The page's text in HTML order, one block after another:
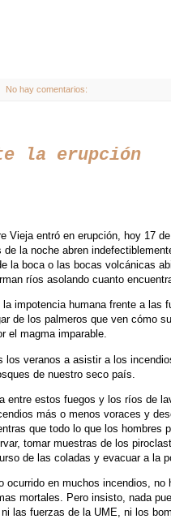
No hay comentarios:
la erupción
Vieja entró en erupción, hoy 17
la noche abren
la boca o las bocas volcánicas
ríos asolando cuanto
impotencia humana frente a las
de los palmeros que ven cómo
el magma imparable.
los veranos a asistir a los
de nuestro seco país.
entre estos fuegos y los ríos de
más o menos voraces y
que todo lo que los hombres
tomar muestras de los
de las coladas y evacuar a la
ocurrido en muchos incendios, no
mortales. Pero insisto, nada
las fuerzas de la UME, ni los